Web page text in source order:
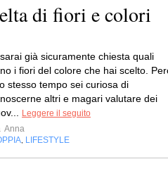
di fiori e colori
già sicuramente chiesta quali
i fiori del colore che hai scelto.
stesso tempo sei curiosa di
altri e magari valutare dei
Leggere il seguito
Anna
LIFESTYLE